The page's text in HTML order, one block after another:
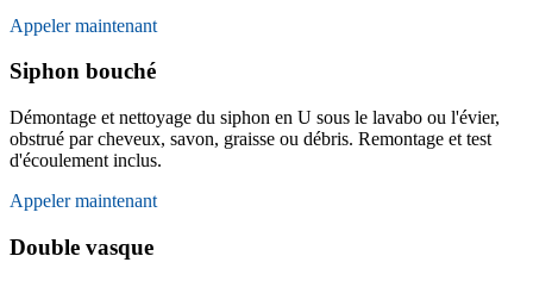
Appeler maintenant
Siphon bouché
Démontage et nettoyage du siphon en U sous le lavabo ou l'évier,
obstrué par cheveux, savon, graisse ou débris. Remontage et test
d'écoulement inclus.
Appeler maintenant
Double vasque